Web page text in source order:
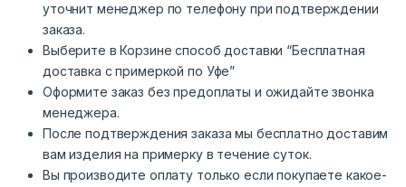
уточнит менеджер по телефону при подтверждении
заказа.
Выберите в Корзине способ доставки “Бесплатная
доставка с примеркой по Уфе”
Оформите заказ без предоплаты и ожидайте звонка
менеджера.
После подтверждения заказа мы бесплатно доставим
вам изделия на примерку в течение суток.
Вы производите оплату только если покупаете какое-